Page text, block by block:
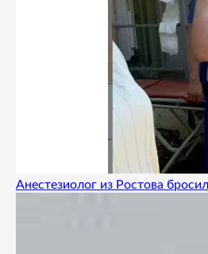
Анестезиолог из Ростова